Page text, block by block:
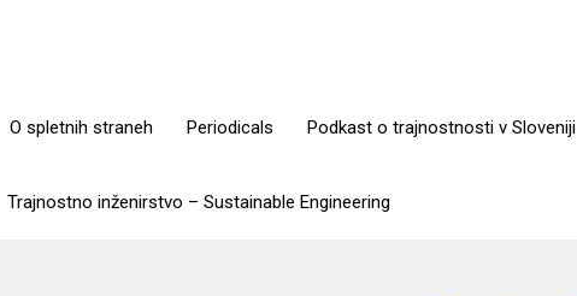
O spletnih straneh Periodicals Podkast o trajnostnosti v Sloveniji
Trajnostno inženirstvo – Sustainable Engineering